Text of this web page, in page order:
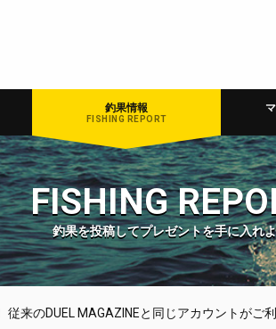
釣果情報
FISHING REPORT
FISHING
釣果を投稿してプレゼントを手に入れ
来のDUEL MAGAZINEと同じアカウントがご